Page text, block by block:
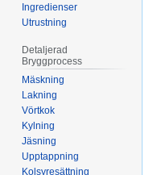
Ingredienser
Utrustning
Detaljerad
Bryggprocess
Mäskning
Lakning
Vörtkok
Kylning
Jäsning
Upptappning
Kolsyresättning